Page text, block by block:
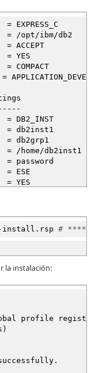
/opt /ibm/db2
db2inst1
= db2grp1
=
/ home /db2inst1
password
ESE
YES
db2cdb2inst1
= db2inst1
= db2grp1
= password
install.rsp #
la instalación:
profile registry
)